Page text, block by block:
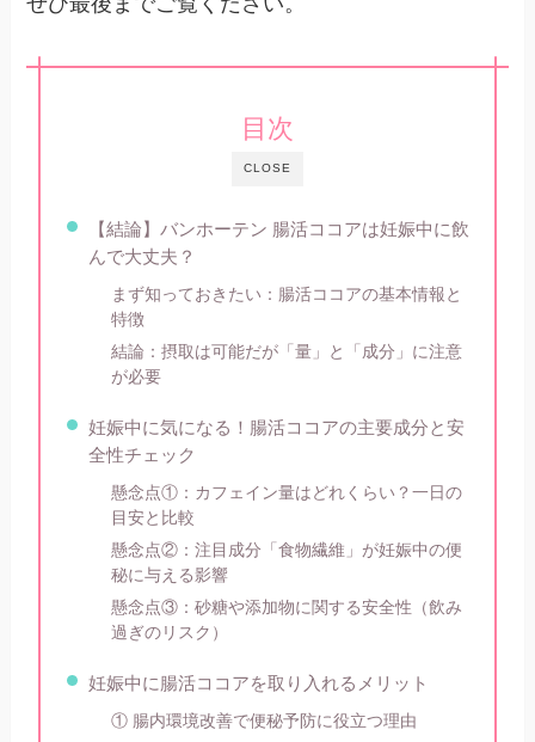
CLOSE
目次
【結論】バンホーテン 腸活ココアは妊娠中に飲
んで大丈夫？
まず知っておきたい：腸活ココアの基本情報と
特徴
結論：摂取は可能だが「量」と「成分」に注意
が必要
妊娠中に気になる！腸活ココアの主要成分と安
全性チェック
懸念点①：カフェイン量はどれくらい？一日の
目安と比較
懸念点②：注目成分「食物繊維」が妊娠中の便
秘に与える影響
懸念点③：砂糖や添加物に関する安全性（飲み
過ぎのリスク）
妊娠中に腸活ココアを取り入れるメリット
① 腸内環境改善で便秘予防に役立つ理由